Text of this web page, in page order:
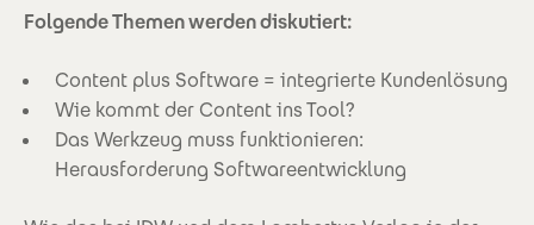
Folgende Themen werden diskutiert:
Content plus Software = integrierte Kundenlösung
Wie kommt der Content ins Tool?
Das Werkzeug muss funktionieren:
Herausforderung Softwareentwicklung